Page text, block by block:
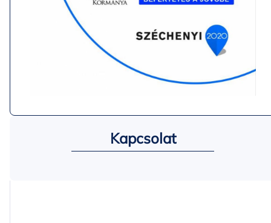
Kapcsolat